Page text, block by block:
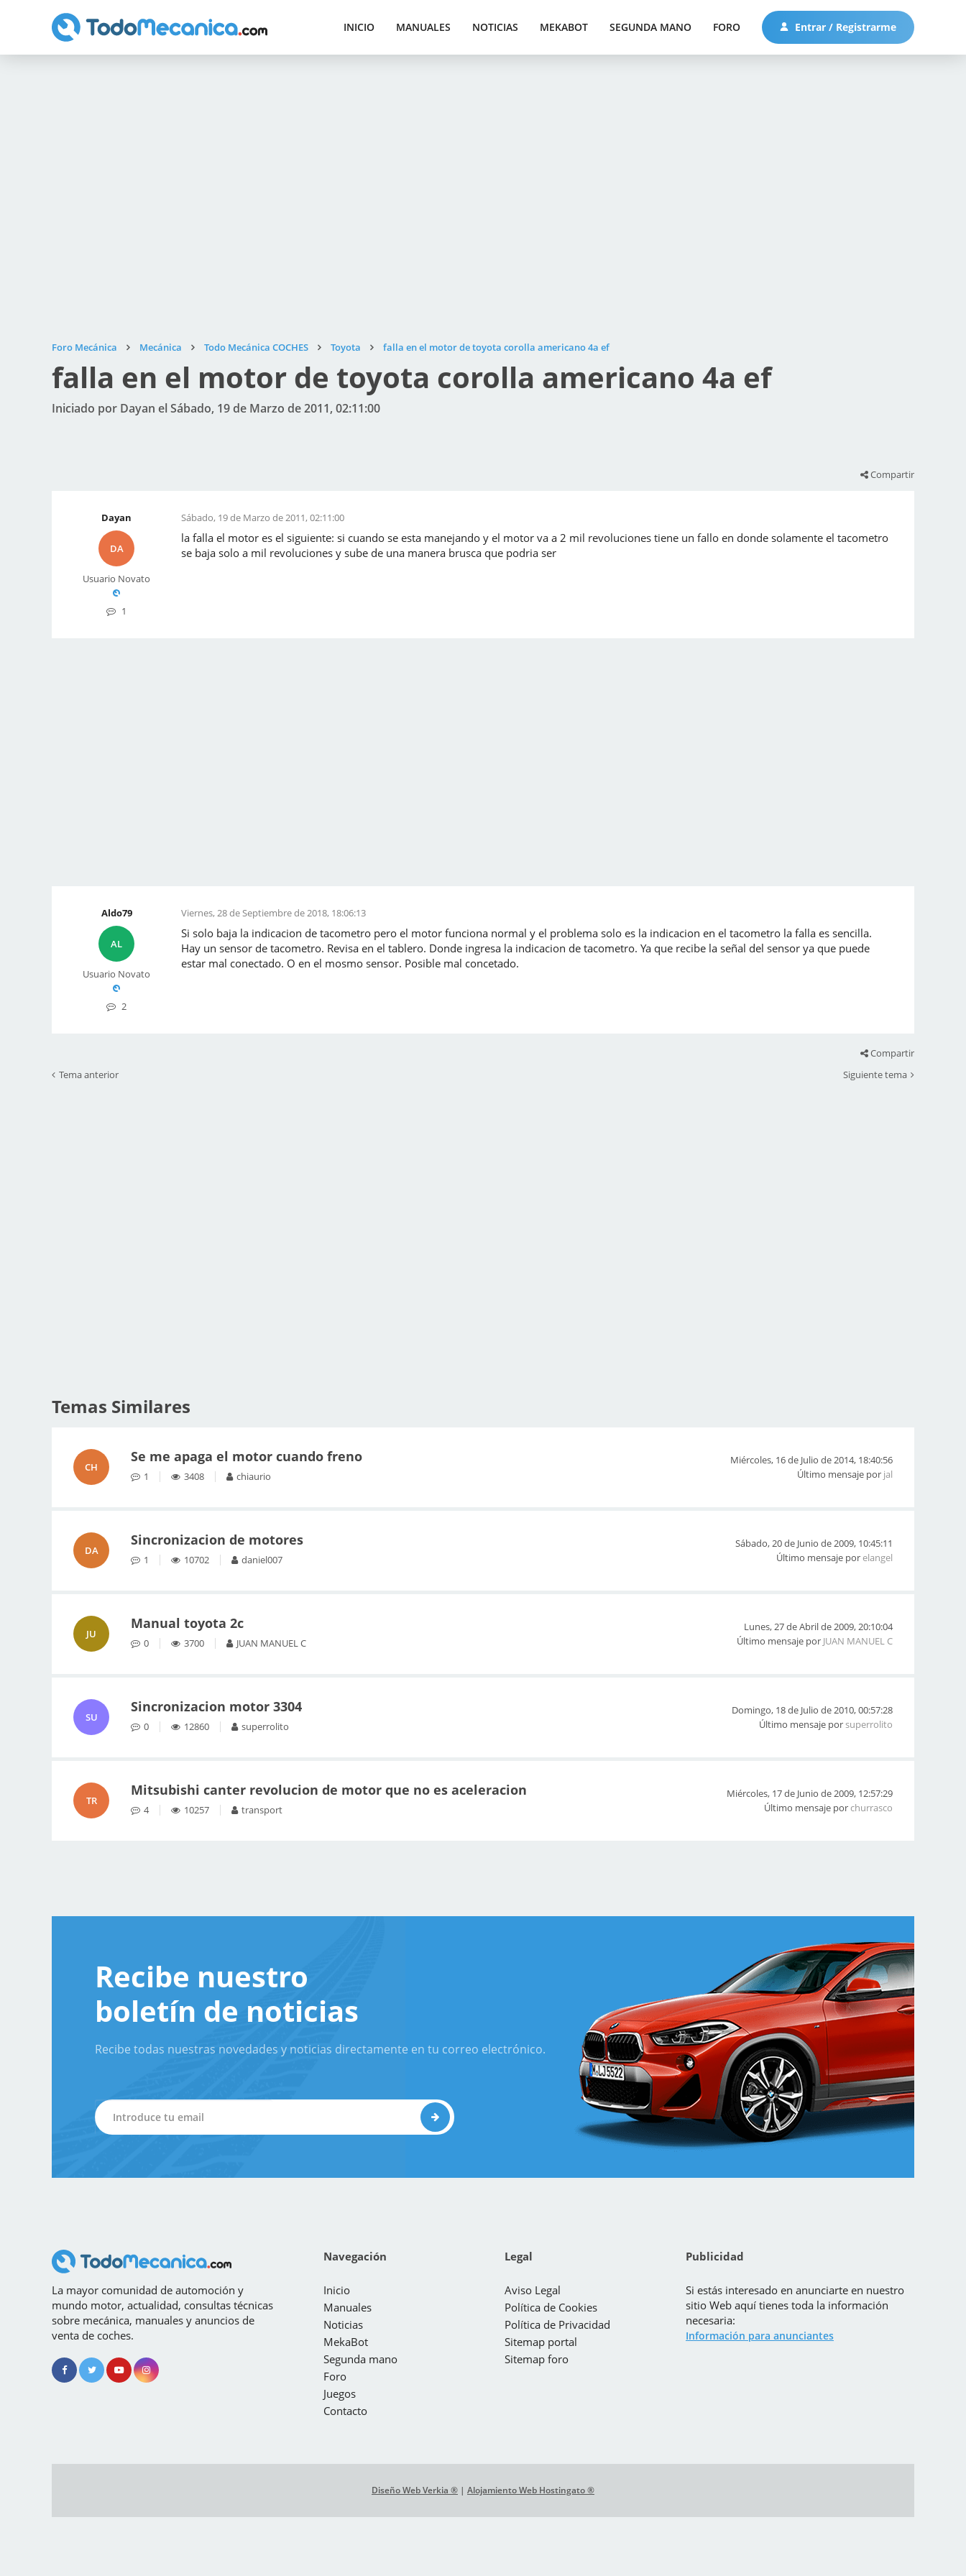
INICIO MANUALES NOTICIAS MEKABOT SEGUNDA MANO FORO Entrar / Registrarme
Foro Mecánica Mecánica Todo Mecánica COCHES Toyota falla en el motor de toyota corolla americano 4a ef
falla en el motor de toyota corolla americano 4a ef
Iniciado por Dayan el Sábado, 19 de Marzo de 2011, 02:11:00
Compartir
Dayan
DA
Usuario Novato
1
Sábado, 19 de Marzo de 2011, 02:11:00
la falla el motor es el siguiente: si cuando se esta manejando y el motor va a 2 mil revoluciones tiene un fallo en donde solamente el tacometro
se baja solo a mil revoluciones y sube de una manera brusca que podria ser
Aldo79
AL
Usuario Novato
2
Viernes, 28 de Septiembre de 2018, 18:06:13
Si solo baja la indicacion de tacometro pero el motor funciona normal y el problema solo es la indicacion en el tacometro la falla es sencilla.
Hay un sensor de tacometro. Revisa en el tablero. Donde ingresa la indicacion de tacometro. Ya que recibe la señal del sensor ya que puede
estar mal conectado. O en el mosmo sensor. Posible mal concetado.
Compartir
Tema anterior
Siguiente tema
Temas Similares
CH
Se me apaga el motor cuando freno
1 3408 chiaurio
Miércoles, 16 de Julio de 2014, 18:40:56
Último mensaje por jal
DA
Sincronizacion de motores
1 10702 daniel007
Sábado, 20 de Junio de 2009, 10:45:11
Último mensaje porelangel
JU
Manual toyota 2c
0 3700 JUAN MANUEL C
Lunes, 27 de Abril de 2009, 20:10:04
Último mensaje por JUAN MANUEL C
SU
Sincronizacion motor 3304
0 12860 superrolito
Domingo, 18 de Julio de 2010, 00:57:28
Último mensaje porsuperrolito
TR
Mitsubishi canter revolucion de motor que no es aceleracion
4 10257 transport
Miércoles, 17 de Junio de 2009, 12:57:29
Último mensaje porchurrasco
Recibe nuestro
boletín de noticias
Recibe todas nuestras novedades y noticias directamente en tu correo electrónico.
La mayor comunidad de automoción y
mundo motor, actualidad, consultas técnicas
sobre mecánica, manuales y anuncios de
venta de coches.
Navegación
Inicio
Manuales
Noticias
MekaBot
Segunda mano
Foro
Juegos
Contacto
Legal
Aviso Legal
Política de Cookies
Política de Privacidad
Sitemap portal
Sitemap foro
Publicidad
Si estás interesado en anunciarte en nuestro
sitio Web aquí tienes toda la información
necesaria:
Información para anunciantes
Diseño Web Verkia ® | Alojamiento Web Hostingato ®